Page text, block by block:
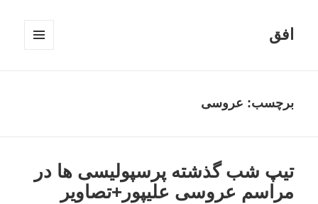
افق
برچسب: عروسی
تیپ شب گذشته پرسپولیسی ها در
مراسم عروسی علیپور+تصاویر